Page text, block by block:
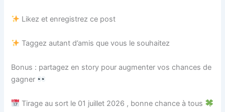
Likez et enregistrez ce post
Taggez autant d’amis que vous le souhaitez
Bonus : partagez en story pour augmenter vos chances de
gagner
Tirage au sort le 01 juillet 2026 , bonne chance à tous